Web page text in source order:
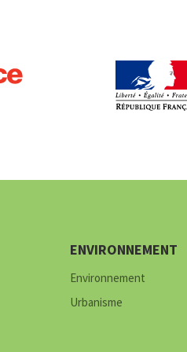
ENVIRONNEMENT
Environnement
Urbanisme